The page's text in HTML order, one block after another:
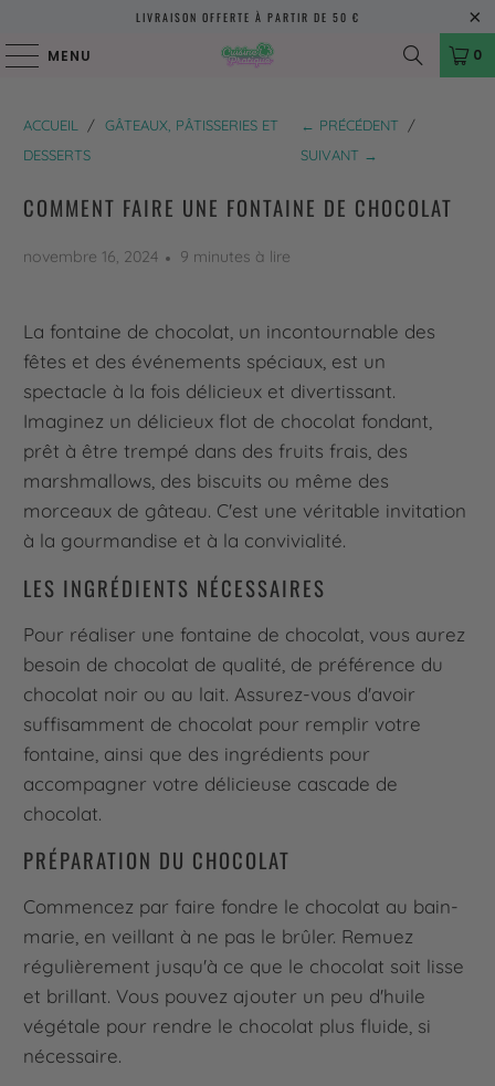
LIVRAISON OFFERTE À PARTIR DE 50 €
MENU 0
ACCUEIL / GÂTEAUX, PÂTISSERIES ET
DESSERTS
← PRÉCÉDENT
/
SUIVANT →
COMMENT FAIRE UNE FONTAINE DE CHOCOLAT
novembre 16, 2024 9 minutes à lire
La fontaine de chocolat, un incontournable des
fêtes et des événements spéciaux, est un
spectacle à la fois délicieux et divertissant.
Imaginez un délicieux flot de chocolat fondant,
prêt à être trempé dans des fruits frais, des
marshmallows, des biscuits ou même des
morceaux de gâteau. C'est une véritable invitation
à la gourmandise et à la convivialité.
LES INGRÉDIENTS NÉCESSAIRES
Pour réaliser une fontaine de chocolat, vous aurez
besoin de chocolat de qualité, de préférence du
chocolat noir ou au lait. Assurez-vous d'avoir
suffisamment de chocolat pour remplir votre
fontaine, ainsi que des ingrédients pour
accompagner votre délicieuse cascade de
chocolat.
PRÉPARATION DU CHOCOLAT
Commencez par faire fondre le chocolat au bain-
marie, en veillant à ne pas le brûler. Remuez
régulièrement jusqu'à ce que le chocolat soit lisse
et brillant. Vous pouvez ajouter un peu d'huile
végétale pour rendre le chocolat plus fluide, si
nécessaire.